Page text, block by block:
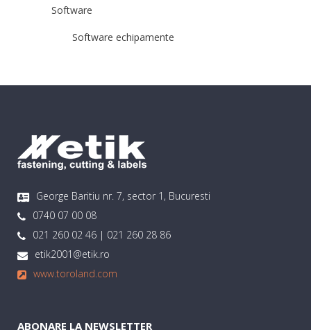
Software
Software echipamente
George Baritiu nr. 7, sector 1, Bucuresti
0740 07 00 08
021 260 02 46 | 021 260 28 86
etik2001@etik.ro
www.toroland.com
ABONARE LA NEWSLETTER